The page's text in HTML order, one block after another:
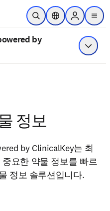
주요 콘텐츠로 건너뛰기
검색 열기위치 선택기Sign in to
menu
by
메뉴
정보
by ClinicalKey는 최
요한 약물 정보를 빠르
정보 솔루션입니다.
창에서 열기